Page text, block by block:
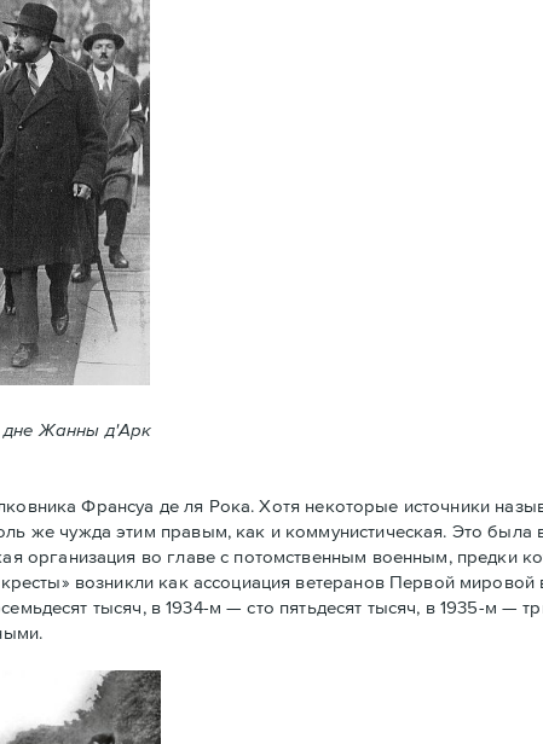
дне Жанны д'Арк
Франсуа де ля Рока. Хотя некоторые источники
же чужда этим правым, как и коммунистическая. Это была
организация во главе с потомственным военным, предки
возникли как ассоциация ветеранов Первой мировой
тысяч, в 1934-м — сто пятьдесят тысяч, в 1935-м —